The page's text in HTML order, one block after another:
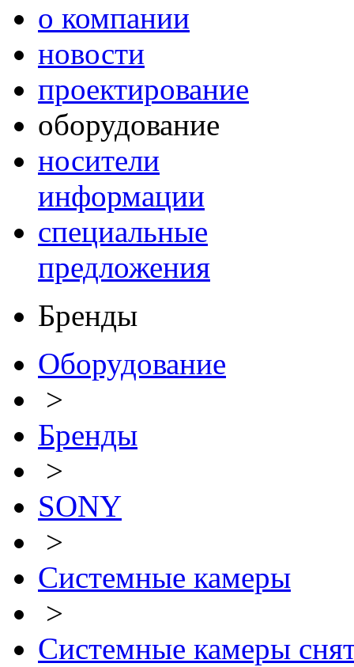
о компании
новости
проектирование
оборудование
носители
информации
специальные
предложения
Бренды
Оборудование
>
Бренды
>
SONY
>
Системные камеры
>
Системные камеры